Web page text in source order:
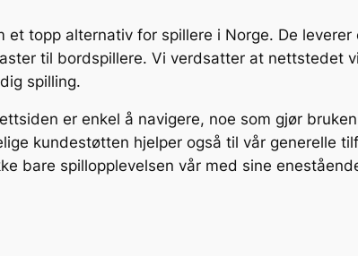
topp alternativ for spillere i Norge. De
til bordspillere. Vi verdsatter at nettstedet
spilling.
er enkel å navigere, noe som gjør
kundestøtten hjelper også til vår generelle
bare spillopplevelsen vår med sine